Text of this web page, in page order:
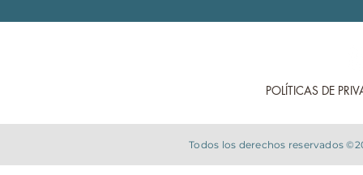
POLÍTICAS DE
Todos los derechos reservados